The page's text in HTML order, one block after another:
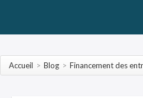
Accueil > Blog > Financement des